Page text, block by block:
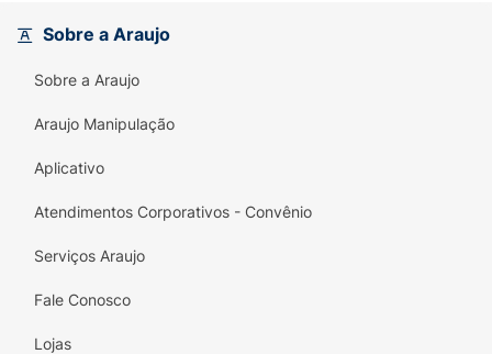
protetor solar de uso diário em seus cuidados
diários e sinta a diferença, complementando
sua rotina de limpeza facial e proteção."
Sobre a Araujo
Sobre a Araujo
Araujo Manipulação
Aplicativo
Atendimentos Corporativos - Convênio
Serviços Araujo
Fale Conosco
Lojas